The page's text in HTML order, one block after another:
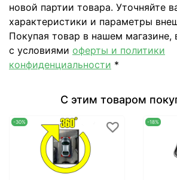
новой партии товара. Уточняйте
характеристики и параметры
Покупая товар в нашем магазине,
с условиями оферты и политики
конфиденциальности *
С этим товаром
-30% -18%